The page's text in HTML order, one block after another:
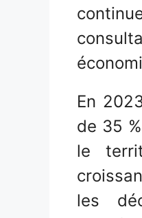
En
de 35
le
les